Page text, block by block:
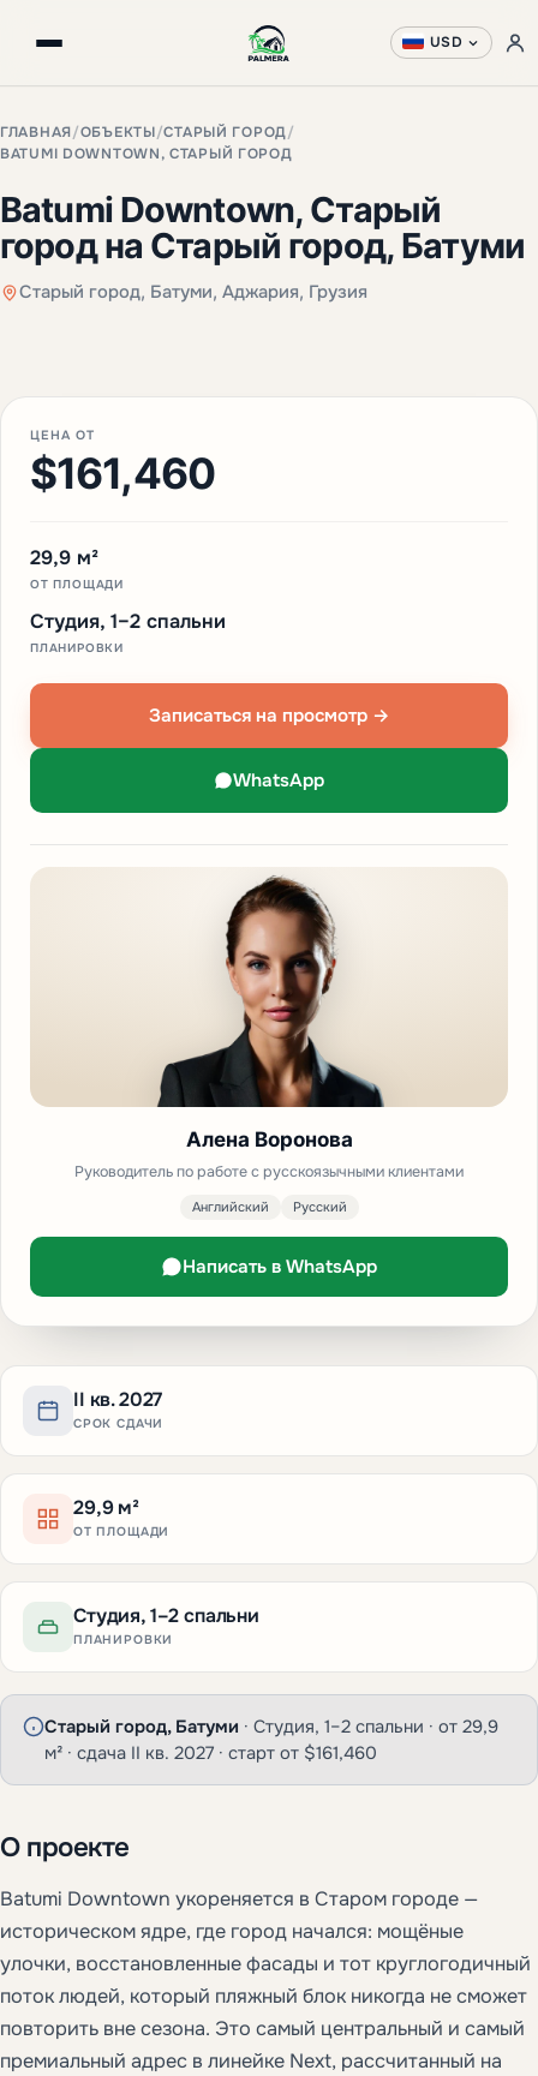
USD
ГЛАВНАЯ/ОБЪЕКТЫ/СТАРЫЙ ГОРОД/
BATUMI DOWNTOWN, СТАРЫЙ ГОРОД
Batumi Downtown, Старый
город на Старый город, Батуми
Старый город, Батуми, Аджария, Грузия
II кв. 2027
СРОК СДАЧИ
29,9 м²
ОТ ПЛОЩАДИ
Студия, 1–2 спальни
ПЛАНИРОВКИ
Старый город, Батуми · Студия, 1–2 спальни · от 29,9
м² · сдача II кв. 2027 · старт от $161,460
О проекте
Batumi Downtown укореняется в Старом городе —
историческом ядре, где город начался: мощёные
улочки, восстановленные фасады и тот круглогодичный
поток людей, который пляжный блок никогда не сможет
повторить вне сезона. Это самый центральный и самый
премиальный адрес в линейке Next, рассчитанный на
ЦЕНА ОТ
$161,460
29,9 м²
ОТ ПЛОЩАДИ
Студия, 1–2 спальни
ПЛАНИРОВКИ
Записаться на просмотр →
WhatsApp
Алена Воронова
Руководитель по работе с русскоязычными клиентами
Английский Русский
Написать в WhatsApp